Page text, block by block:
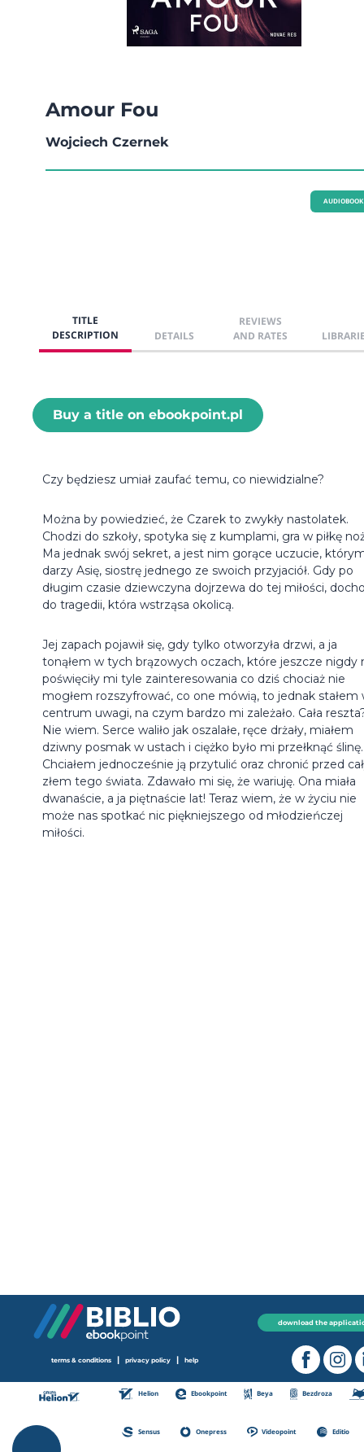
Amour Fou
Wojciech Czernek
AUDIOBOOK
TITLE
DESCRIPTION
DETAILS
REVIEWS
AND RATES
Buy a title on ebookpoint.pl
Czy będziesz umiał zaufać temu, co niewidzialne?
Można by powiedzieć, że Czarek to zwykły nastolatek.
Chodzi do szkoły, spotyka się z kumplami, gra w piłkę
Ma jednak swój sekret, a jest nim gorące uczucie,
darzy Asię, siostrę jednego ze swoich przyjaciół. Gdy po
długim czasie dziewczyna dojrzewa do tej miłości,
do tragedii, która wstrząsa okolicą.
Jej zapach pojawił się, gdy tylko otworzyła drzwi, a ja
tonąłem w tych brązowych oczach, które jeszcze nigdy
poświęciły mi tyle zainteresowania co dziś chociaż nie
mogłem rozszyfrować, co one mówią, to jednak stałem
centrum uwagi, na czym bardzo mi zależało. Cała
Nie wiem. Serce waliło jak oszalałe, ręce drżały, miałem
dziwny posmak w ustach i ciężko było mi przełknąć ślinę.
Chciałem jednocześnie ją przytulić oraz chronić przed
złem tego świata. Zdawało mi się, że wariuję. Ona miała
dwanaście, a ja piętnaście lat! Teraz wiem, że w życiu nie
może nas spotkać nic piękniejszego od młodzieńczej
miłości.
download the
terms & conditions | privacy policy | help
Helion Ebookpoint Beya Bezdroza
Sensus Onepress Videopoint Editio